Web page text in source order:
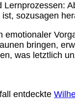
sozusagen
bringen,
was letztlich
entdeckte